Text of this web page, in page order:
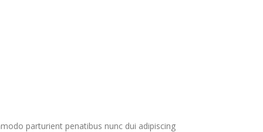
parturient penatibus nunc dui adipiscing